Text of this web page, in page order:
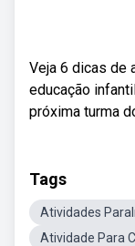
Veja 6 dicas de
educação
próxima turma
Tags
Atividades
Atividade Para